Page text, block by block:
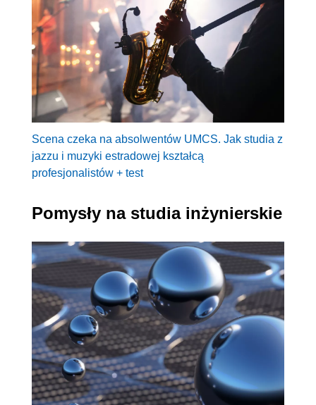
Scena czeka na absolwentów UMCS. Jak studia z
jazzu i muzyki estradowej kształcą
profesjonalistów + test
Pomysły na studia inżynierskie